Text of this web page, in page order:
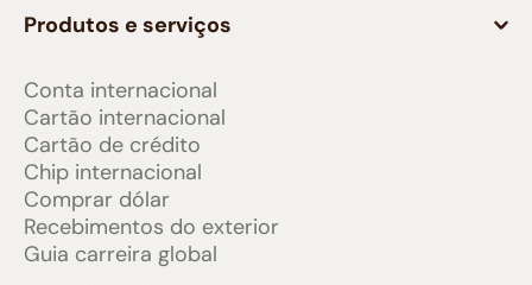
Produtos e serviços
Conta internacional
Cartão internacional
Cartão de crédito
Chip internacional
Comprar dólar
Recebimentos do exterior
Guia carreira global